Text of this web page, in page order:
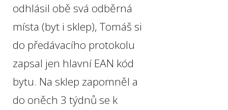
odhlásil obě svá odběrná
místa (byt i sklep), Tomáš si
do předávacího protokolu
zapsal jen hlavní EAN kód
bytu. Na sklep zapomněl a
do oněch 3 týdnů se k